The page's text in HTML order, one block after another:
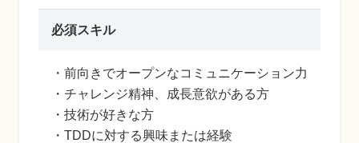
必須スキル
・前向きでオープンなコミュニケーション力
・チャレンジ精神、成長意欲がある方
・技術が好きな方
・TDDに対する興味または経験